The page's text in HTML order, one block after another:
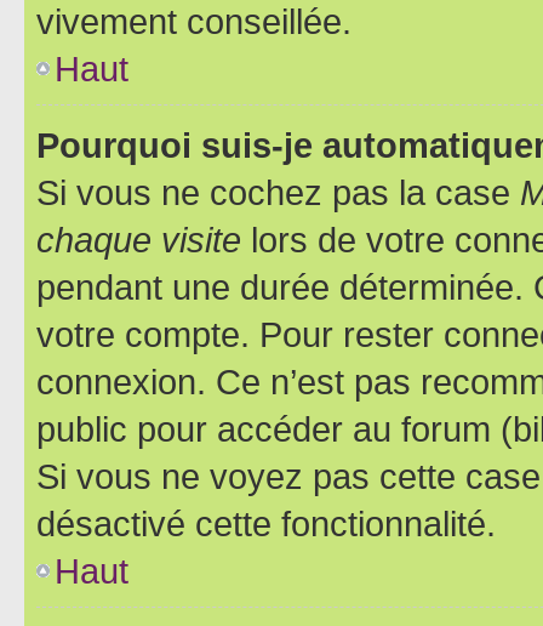
vivement conseillée.
Haut
Pourquoi suis-je
Si vous ne cochez pas la case
chaque visite lors de votre
pendant une durée déterminée.
votre compte. Pour rester
connexion. Ce n’est pas
public pour accéder au forum
Si vous ne voyez pas cette
désactivé cette fonctionnalité.
Haut